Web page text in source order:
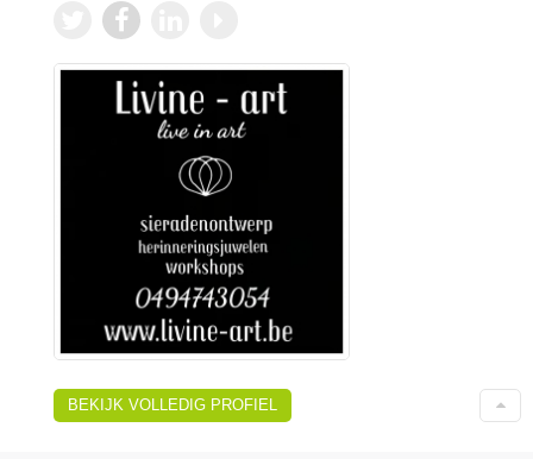
BEKIJK VOLLEDIG PROFIEL